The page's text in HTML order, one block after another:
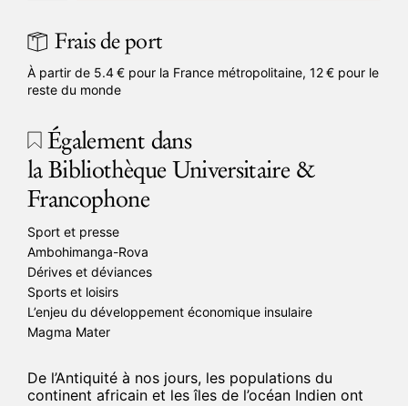
De l’Antiquité à nos jours, les populations du
continent africain et les îles de l’océan Indien ont
Frais de port
À partir de 5.4 € pour la France métropolitaine, 12 € pour le
reste du monde
Également dans
la Bibliothèque Universitaire &
Francophone
Sport et presse
Ambohimanga-Rova
Dérives et déviances
Sports et loisirs
L’enjeu du développement économique insulaire
Magma Mater